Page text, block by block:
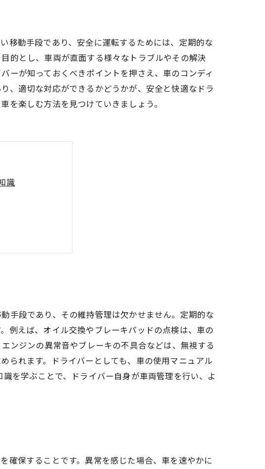
移動手段であり、安全に運転するためには、定期的な
的とし、車両が直面する様々なトラブルやその解決
ーが知っておくべきポイントを押さえ、車のコンディ
、適切な対応ができるかどうかが、安全と快適なドラ
を楽しむ方法を見つけていきましょう。
識
ント
手段であり、その維持管理は欠かせません。定期的な
例えば、オイル交換やブレーキパッドの点検は、車の
ンジンの異常音やブレーキの不具合などは、無視する
られます。ドライバーとしても、車の使用マニュアル
を学ぶことで、ドライバー自身が車両管理を行い、よ
確保することです。異常を感じた場合、車を速やかに